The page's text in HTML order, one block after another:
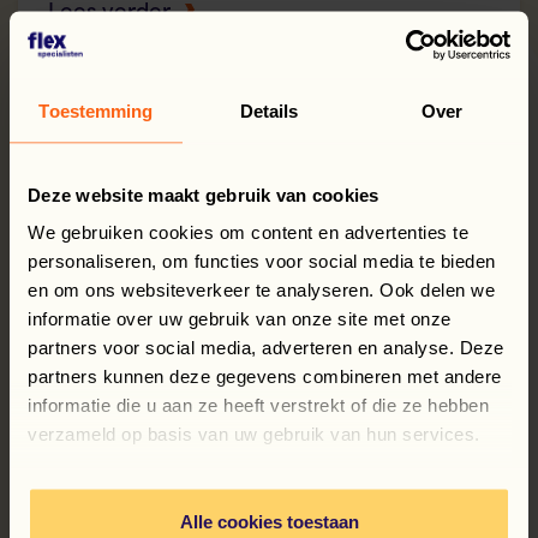
Toestemming Details Over
Deze website maakt gebruik van cookies
We gebruiken cookies om content en advertenties te
personaliseren, om functies voor social media te bieden
en om ons websiteverkeer te analyseren. Ook delen we
informatie over uw gebruik van onze site met onze
partners voor social media, adverteren en analyse. Deze
partners kunnen deze gegevens combineren met andere
informatie die u aan ze heeft verstrekt of die ze hebben
verzameld op basis van uw gebruik van hun services.
Alle cookies toestaan
Lees verder